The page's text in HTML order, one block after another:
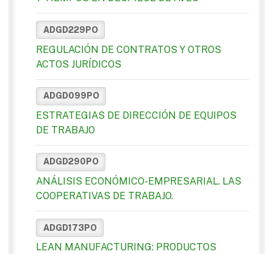
ADGD229PO
REGULACIÓN DE CONTRATOS Y OTROS
ACTOS JURÍDICOS
ADGD099PO
ESTRATEGIAS DE DIRECCIÓN DE EQUIPOS
DE TRABAJO
ADGD290PO
ANÁLISIS ECONÓMICO-EMPRESARIAL. LAS
COOPERATIVAS DE TRABAJO.
ADGD173PO
LEAN MANUFACTURING: PRODUCTOS